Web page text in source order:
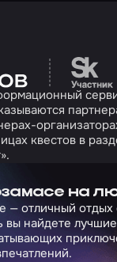
квестов в
на
— отличный отдых
вы найдете